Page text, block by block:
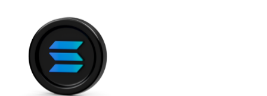
API Bitnovo
Integre nossa API no seu ecossistema.
Tornar-se Revendedor
Junte-se à nossa rede de revendedores e